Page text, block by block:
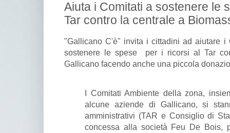
Aiuta i Comitati a sostenere le
Tar contro la centrale a
"Gallicano C'è" invita i cittadini ad aiutare i
sostenere le spese per i ricorsi al Tar
Gallicano facendo anche una piccola
I Comitati Ambiente della zona,
alcune aziende di Gallicano, si
amministrativi (TAR e Consiglio di
concessa alla società Feu De Bois,